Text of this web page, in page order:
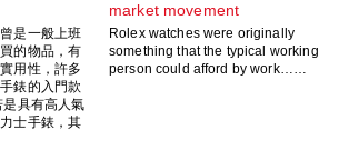
是一般上班
的物品，有
用性，許多
錶的入門款
是具有高人氣
士手錶，其
market movement
Rolex watches were originally
something that the typical working
person could afford by work……